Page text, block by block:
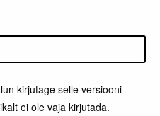
kirjutage selle versiooni
ei ole vaja kirjutada.